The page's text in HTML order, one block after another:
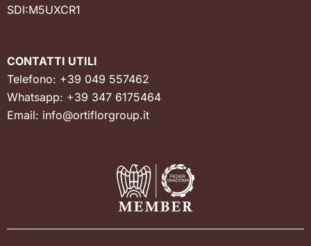
SDI:M5UXCR1
CONTATTI UTILI
Telefono: +39 049 557462
Whatsapp: +39 347 6175464
Email: info@ortiflorgroup.it